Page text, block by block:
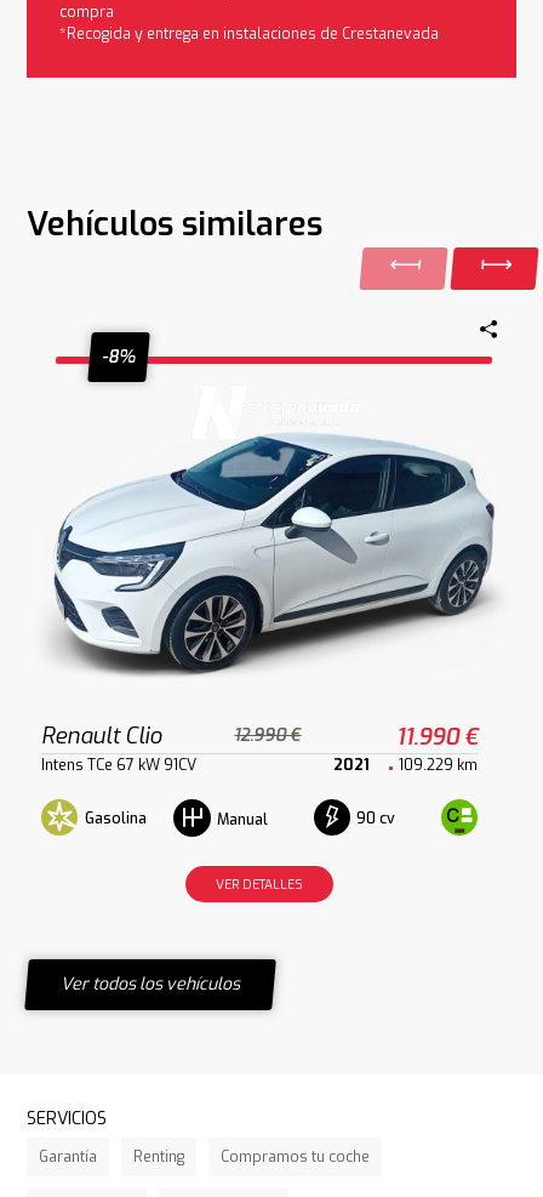
compra
*Recogida y entrega en instalaciones de Crestanevada
Vehículos similares
-8%
Renault Clio 12.990 € 11.990 €
Intens TCe 67 kW 91CV 2021 109.229 km
Gasolina Manual 90 cv
VER DETALLES
Ver todos los vehículos
SERVICIOS
Garantía Renting Compramos tu coche